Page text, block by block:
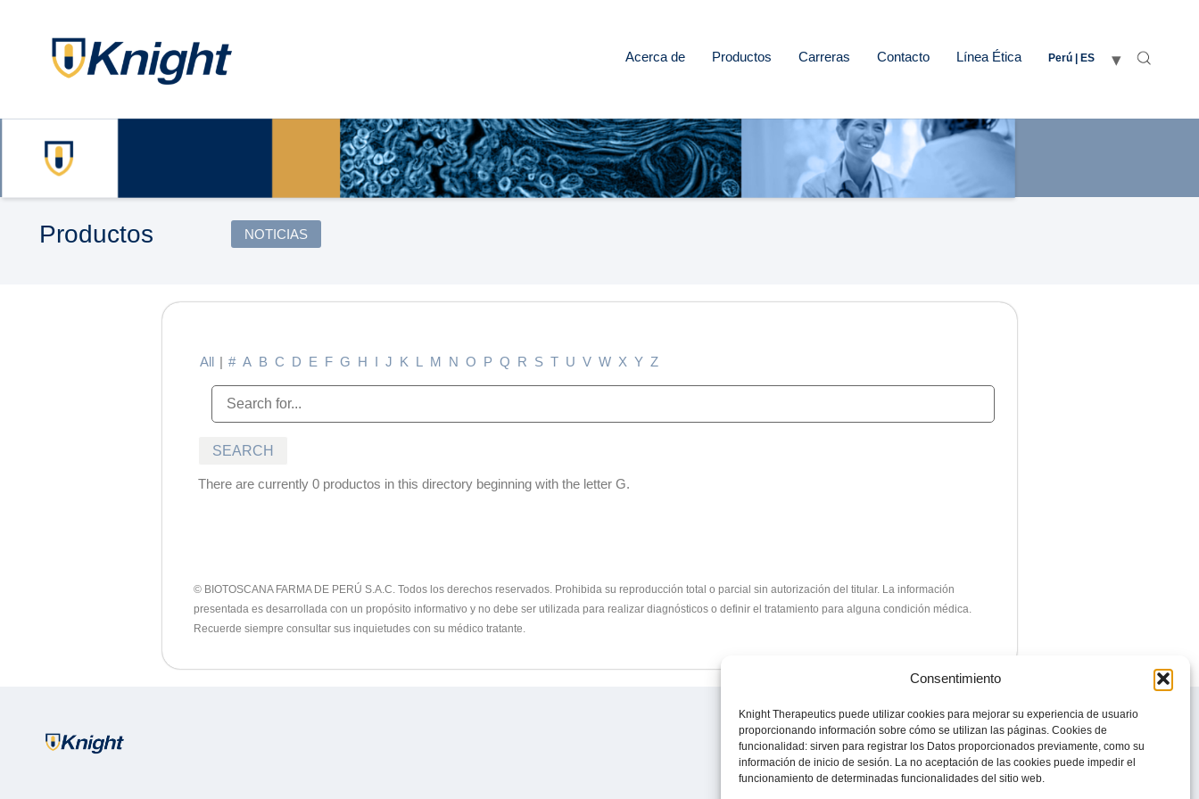
Consentimiento
Knight Therapeutics puede utilizar cookies para mejorar su experiencia de usuario
proporcionando información sobre cómo se utilizan las páginas. Cookies de
funcionalidad: sirven para registrar los Datos proporcionados previamente, como su
información de inicio de sesión. La no aceptación de las cookies puede impedir el
funcionamiento de determinadas funcionalidades del sitio web.
Acerca de Productos Carreras Contacto Línea Ética Perú | ES
Productos NOTICIAS
All | # A B C D E F G H I J K L M N O P Q R S T U V W X Y Z
There are currently 0 productos in this directory beginning with the letter G.
© BIOTOSCANA FARMA DE PERÚ S.A.C. Todos los derechos reservados. Prohibida su reproducción total o parcial sin autorización del titular. La información
presentada es desarrollada con un propósito informativo y no debe ser utilizada para realizar diagnósticos o definir el tratamiento para alguna condición médica.
Recuerde siempre consultar sus inquietudes con su médico tratante.
© 2023 Todos los derechos reservados
Knight Therapeutics Inc.
Política de Privacidad
Línea ética
Código de Conducta y Ética Empresarial